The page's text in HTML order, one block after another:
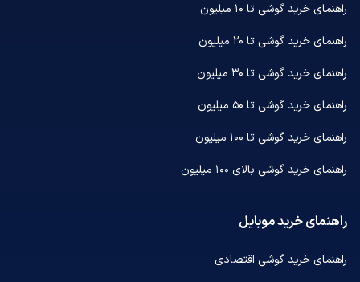
راهنمای خرید گوشی تا ۱۰ میلیون
راهنمای خرید گوشی تا ۲۰ میلیون
راهنمای خرید گوشی تا ۳۰ میلیون
راهنمای خرید گوشی تا ۵۰ میلیون
راهنمای خرید گوشی تا ۱۰۰ میلیون
راهنمای خرید گوشی بالای ۱۰۰ میلیون
راهنمای خرید موبایل
راهنمای خرید گوشی اقتصادی